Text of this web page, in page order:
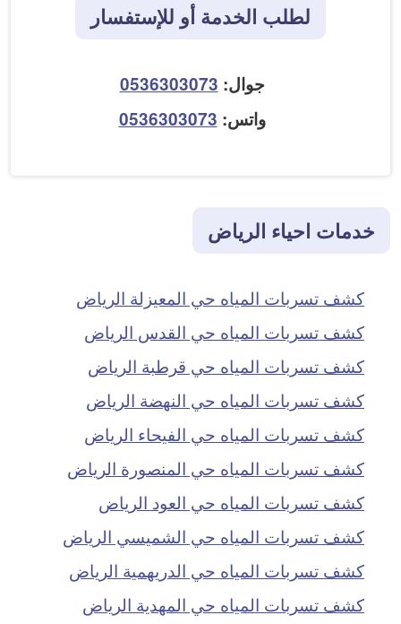
لطلب الخدمة أو للإستفسار
جوال: 0536303073
واتس: 0536303073
خدمات احياء الرياض
كشف تسربات المياه حي المعيزلة الرياض
كشف تسربات المياه حي القدس الرياض
كشف تسربات المياه حي قرطبة الرياض
كشف تسربات المياه حي النهضة الرياض
كشف تسربات المياه حي الفيحاء الرياض
كشف تسربات المياه حي المنصورة الرياض
كشف تسربات المياه حي العود الرياض
كشف تسربات المياه حي الشميسي الرياض
كشف تسربات المياه حي الدريهمية الرياض
كشف تسربات المياه حي المهدية الرياض